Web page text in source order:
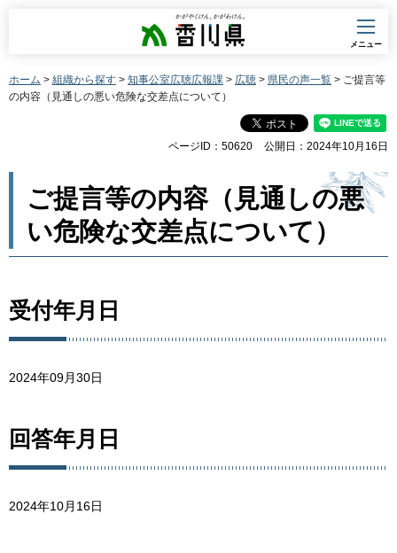
香川県
メニュー
ホーム > 組織から探す > 知事公室広聴広報課 > 広聴 > 県民の声一覧 > ご提言等
の内容（見通しの悪い危険な交差点について）
ページID：50620 公開日：2024年10月16日
ご提言等の内容（見通しの悪
い危険な交差点について）
受付年月日
2024年09月30日
回答年月日
2024年10月16日